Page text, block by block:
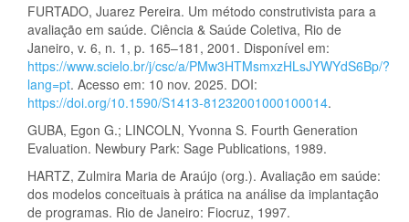
FURTADO, Juarez Pereira. Um método construtivista para a
avaliação em saúde. Ciência & Saúde Coletiva, Rio de
Janeiro, v. 6, n. 1, p. 165–181, 2001. Disponível em:
https://www.scielo.br/j/csc/a/PMw3HTMsmxzHLsJYWYdS6Bp/?
lang=pt. Acesso em: 10 nov. 2025. DOI:
https://doi.org/10.1590/S1413-81232001000100014.
GUBA, Egon G.; LINCOLN, Yvonna S. Fourth Generation
Evaluation. Newbury Park: Sage Publications, 1989.
HARTZ, Zulmira Maria de Araújo (org.). Avaliação em saúde:
dos modelos conceituais à prática na análise da implantação
de programas. Rio de Janeiro: Fiocruz, 1997.